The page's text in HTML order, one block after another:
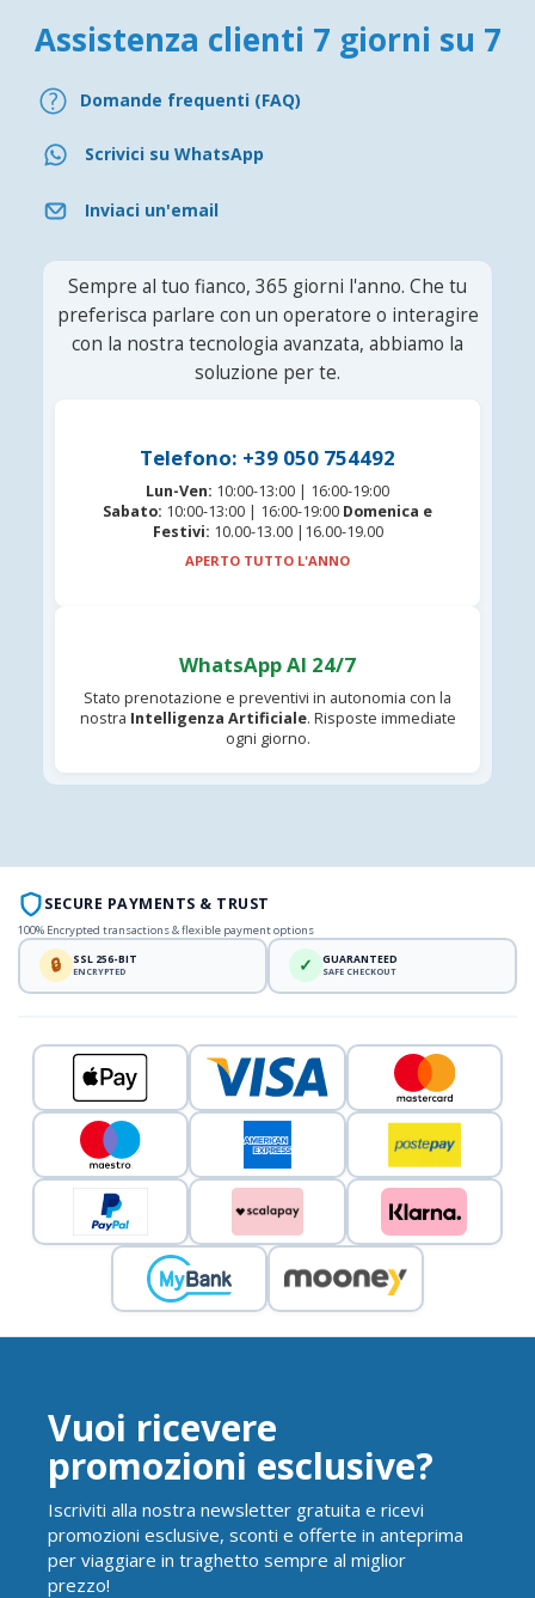
Assistenza clienti 7 giorni su 7
Domande frequenti (FAQ)
Scrivici su WhatsApp
Inviaci un'email
Sempre al tuo fianco, 365 giorni l'anno. Che tu
preferisca parlare con un operatore o interagire
con la nostra tecnologia avanzata, abbiamo la
soluzione per te.
Telefono: +39 050 754492
Lun-Ven: 10:00-13:00 | 16:00-19:00
Sabato: 10:00-13:00 | 16:00-19:00 Domenica e
Festivi: 10.00-13.00 |16.00-19.00
APERTO TUTTO L'ANNO
WhatsApp AI 24/7
Stato prenotazione e preventivi in autonomia con la
nostra Intelligenza Artificiale. Risposte immediate
ogni giorno.
SECURE PAYMENTS & TRUST
100% Encrypted transactions & flexible payment options
🔒 SSL 256-BIT
ENCRYPTED ✓ GUARANTEED
SAFE CHECKOUT
Vuoi ricevere
promozioni esclusive?
Iscriviti alla nostra newsletter gratuita e ricevi
promozioni esclusive, sconti e offerte in anteprima
per viaggiare in traghetto sempre al miglior
prezzo!